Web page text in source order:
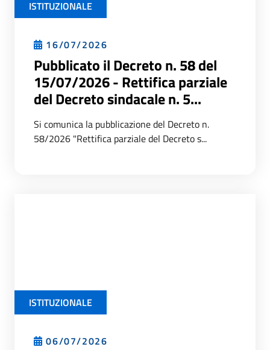
ISTITUZIONALE
16/07/2026
Pubblicato il Decreto n. 58 del
15/07/2026 - Rettifica parziale
del Decreto sindacale n. 5...
Si comunica la pubblicazione del Decreto n.
58/2026 "Rettifica parziale del Decreto s...
ISTITUZIONALE
06/07/2026